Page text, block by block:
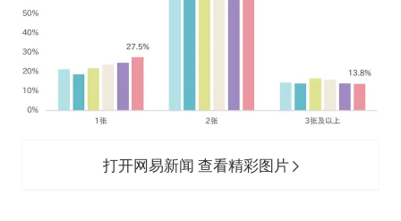
打开网易新闻 查看精彩图片